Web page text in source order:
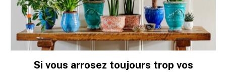
Si vous arrosez toujours trop vos